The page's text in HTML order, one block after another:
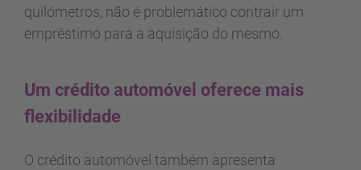
quilómetros, não é problemático contrair um
empréstimo para a aquisição do mesmo.
Um crédito automóvel oferece mais
flexibilidade
O crédito automóvel também apresenta